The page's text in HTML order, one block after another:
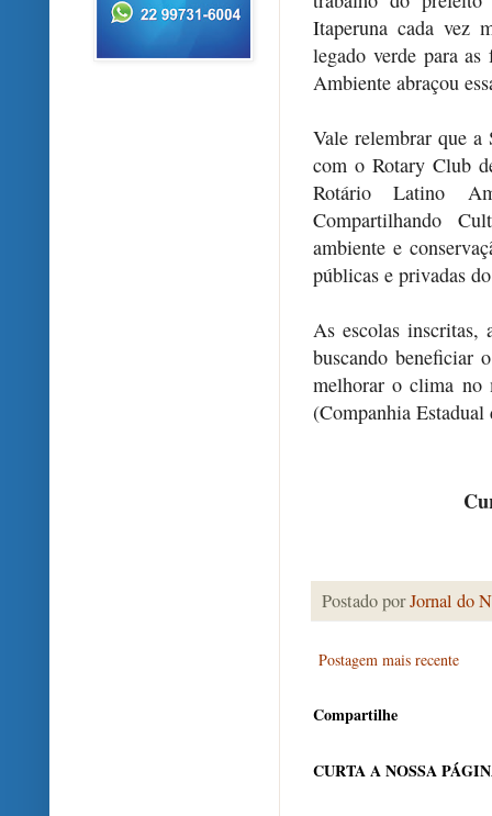
Itaperuna cada vez
legado verde para
Ambiente abraçou
Vale relembrar que
com o Rotary Club
Rotário Latino
Compartilhando
ambiente e
públicas e privadas
As escolas inscritas,
buscando beneficiar
melhorar o clima no
(Companhia
Postado porJornal do
Postagem mais recente
Compartilhe
CURTA A NOSSA